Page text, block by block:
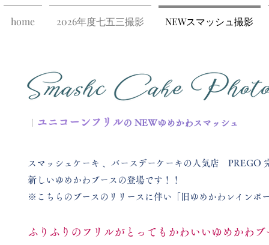
home 2026年度七五三撮影 NEWスマッシュ撮影
ユニコーンフリルの NEWゆめかわスマッシュ
スマッシュケーキ 、バースデーケーキの人気店 PREGO
新しいゆめかわブースの登場です！！
​※こちらのブースのリリースに伴い「旧ゆめかわレインボ
ふりふりのフリルがとってもかわいいゆめかわブ